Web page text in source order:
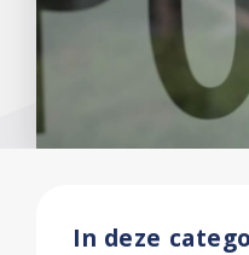
In deze